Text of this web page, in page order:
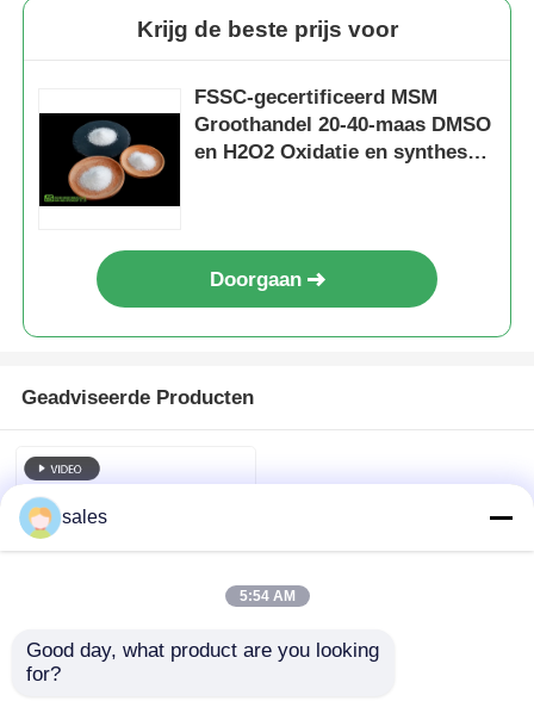
Krijg de beste prijs voor
FSSC-gecertificeerd MSM
Groothandel 20-40-maas DMSO
en H2O2 Oxidatie en synthese
Doorgaan
Geadviseerde Producten
sales
5:54 AM
Good day, what product are you looking
for?